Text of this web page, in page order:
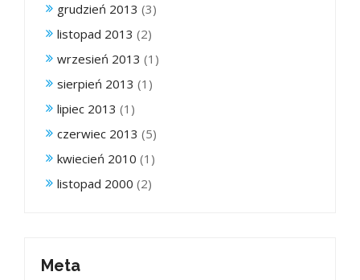
grudzień 2013 (3)
listopad 2013 (2)
wrzesień 2013 (1)
sierpień 2013 (1)
lipiec 2013 (1)
czerwiec 2013 (5)
kwiecień 2010 (1)
listopad 2000 (2)
Meta